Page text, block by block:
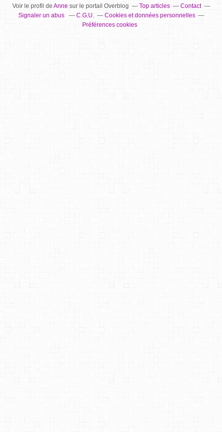
Voir le profil de Annesur le portail Overblog Top articles
Contact
Signaler un abus
C.G.U.
Cookies et données personnelles
Préférences cookies